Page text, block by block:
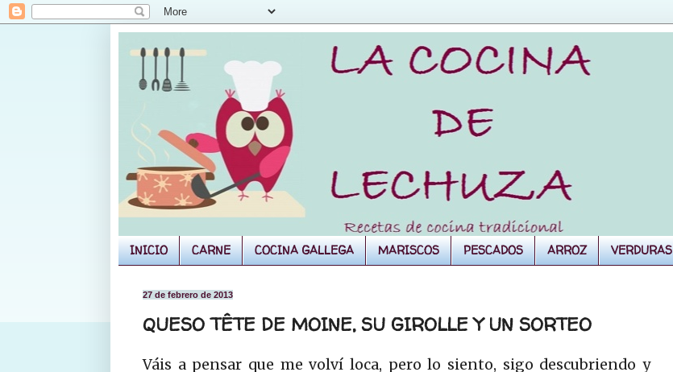
INICIO CARNE COCINA GALLEGA MARISCOS PESCADOS ARROZ VERDURAS
27 de febrero de 2013
QUESO TÊTE DE MOINE, SU GIROLLE Y UN SORTEO
Váis a pensar que me volví loca, pero lo siento, sigo descubriendo y